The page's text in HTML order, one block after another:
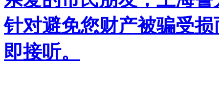
针对避免您财产被骗受
即接听。